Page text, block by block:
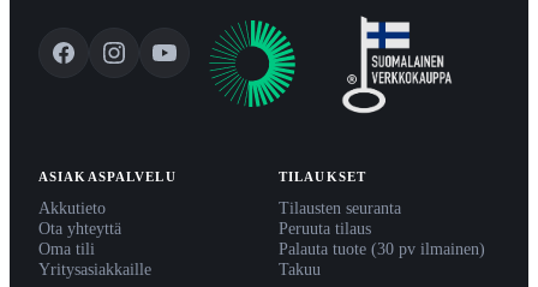
ASIAKASPALVELU
Akkutieto
Ota yhteyttä
Oma tili
Yritysasiakkaille
TILAUKSET
Tilausten seuranta
Peruuta tilaus
Palauta tuote (30 pv ilmainen)
Takuu